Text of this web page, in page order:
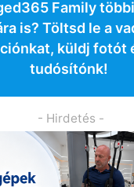
Family
is? Töltsd le a
küldj fotót
tudósítónk!
- Hirdetés -